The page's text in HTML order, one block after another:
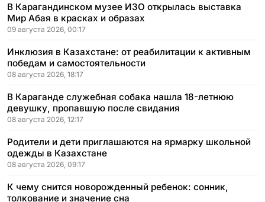
В Карагандинском музее ИЗО открылась выставка
Мир Абая в красках и образах
09 августа 2026, 00:17
Инклюзия в Казахстане: от реабилитации к активным
победам и самостоятельности
08 августа 2026, 18:17
В Караганде служебная собака нашла 18-летнюю
девушку, пропавшую после свидания
08 августа 2026, 12:17
Родители и дети приглашаются на ярмарку школьной
одежды в Казахстане
08 августа 2026, 09:17
К чему снится новорожденный ребенок: сонник,
толкование и значение сна